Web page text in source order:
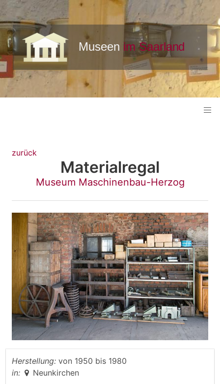
zurück
Materialregal
Museum Maschinenbau-Herzog
Herstellung: von 1950 bis 1980
in:
Neunkirchen